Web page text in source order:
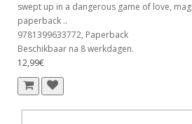
swept up in a dangerous game of love,
paperback ..
9781399633772, Paperback
Beschikbaar na 8 werkdagen.
12,99€